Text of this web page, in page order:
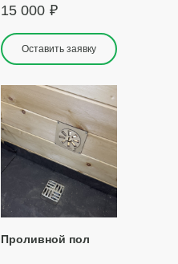
15 000 ₽
Оставить заявку
Проливной пол